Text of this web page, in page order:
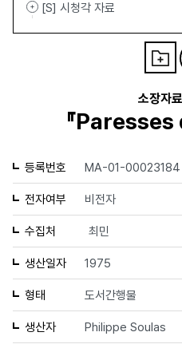
[S] 시청각 자료
소장자
『Paresses
등록번호 MA-01-00023184
전자여부 비전자
수집처 최민
생산일자 1975
형태 도서간행물
생산자 Philippe Soulas